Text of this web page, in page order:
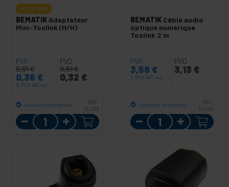
OUTLET 60%
BEMATIK Adaptateur
Mini-Toslink (H/H)
PVP
0,91€
0,36 €
0,36 € VAT inc.
PVD
0,81€
0,32 €
Livraison immédiate
REF:
TL033
Quantité
BEMATIK Câble audio
optique numérique
Toslink 2 m
PVP
3,56 €
3,56 € VAT inc.
PVD
3,13 €
Livraison immédiate
REF:
TL002
Quantité